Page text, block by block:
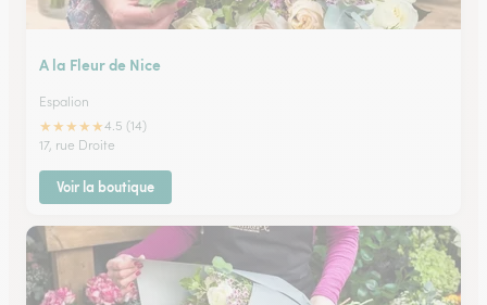
A la Fleur de Nice
Espalion
★★★★★4.5 (14)
17, rue Droite
Voir la boutique